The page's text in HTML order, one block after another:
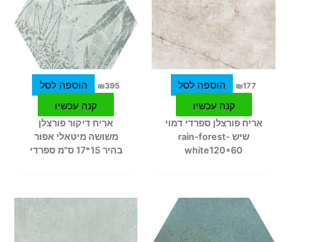
₪177
הוספה לסל
קנה עכשיו
אריח פורצלן ספרדי דמוי
שיש rain-forest-
white120*60
₪395
הוספה לסל
קנה עכשיו
אריח דיקור פורצלן
משושה מיטאלי אפור
בהיר 15*17 ס"מ ספרדי